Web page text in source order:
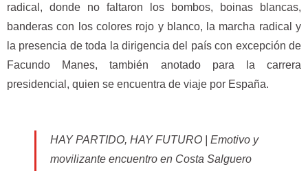
radical, donde no faltaron los bombos, boinas blancas,
banderas con los colores rojo y blanco, la marcha radical y
la presencia de toda la dirigencia del país con excepción de
Facundo Manes, también anotado para la carrera
presidencial, quien se encuentra de viaje por España.
HAY PARTIDO, HAY FUTURO | Emotivo y
movilizante encuentro en Costa Salguero